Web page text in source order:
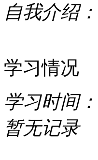
自我介绍：
学习情况
学习时间：
暂无记录